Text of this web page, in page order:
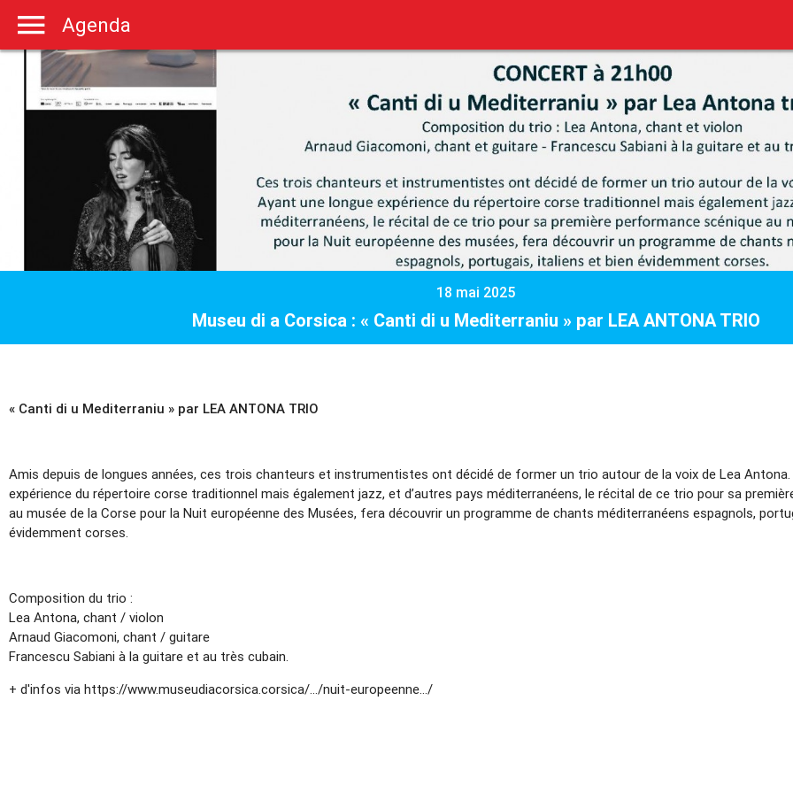
Agenda
18 mai 2025
Museu di a Corsica : « Canti di u Mediterraniu » par LEA ANTONA TRIO
« Canti di u Mediterraniu » par LEA ANTONA TRIO
Amis depuis de longues années, ces trois chanteurs et instrumentistes ont décidé de former un trio autour de la voix de Lea
expérience du répertoire corse traditionnel mais également jazz, et d’autres pays méditerranéens, le récital de ce trio pour sa
au musée de la Corse pour la Nuit européenne des Musées, fera découvrir un programme de chants méditerranéens espagnols,
évidemment corses.
Composition du trio :
Lea Antona, chant / violon
Arnaud Giacomoni, chant / guitare
Francescu Sabiani à la guitare et au très cubain.
+ d'infos via https://www.museudiacorsica.corsica/.../nuit-europeenne.../